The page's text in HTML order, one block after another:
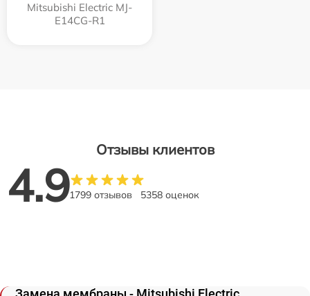
Mitsubishi Electric MJ-
E14CG-R1
Отзывы клиентов
4.91799 отзывов 5358 оценок